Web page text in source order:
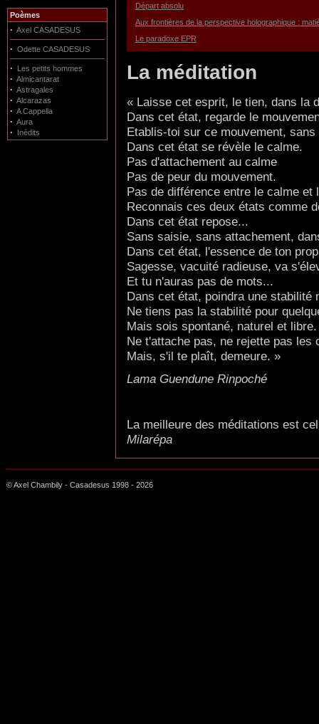
Poèmes
· Axel CASADESUS
· Odette CASADESUS
· Les petits hommes
· Almicantarat
· Astragales
· Alcarazas
· A Cappella
· Aura
· Inédits
Départ absolu
Aux frontières de la perspective holographique :
Le paradoxe EPR
La méditation
« Laisse cet esprit, le tien, dans la
Dans cet état, regarde le
Etablis-toi sur ce mouvement, sans
Dans cet état se révèle le calme.
Pas d'attachement au calme
Pas de peur du mouvement.
Pas de différence entre le calme et
Reconnais ces deux états comme
Dans cet état repose...
Sans saisie, sans attachement,
Dans cet état, l'essence de ton
Sagesse, vacuité radieuse, va
Et tu n'auras pas de mots...
Dans cet état, poindra une stabilité
Ne tiens pas la stabilité pour
Mais sois spontané, naturel et libre.
Ne t'attache pas, ne rejette pas les
Mais, s'il te plaît, demeure. »
Lama Guendune Rinpoché
La meilleure des méditations est
Milarépa
© Axel Chambily - Casadesus 1998 - 2026